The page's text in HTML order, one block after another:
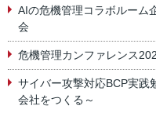
AIの危機管理コラボルーム
会
危機管理カンファレンス
サイバー攻撃対応BCP実践
会社をつくる～